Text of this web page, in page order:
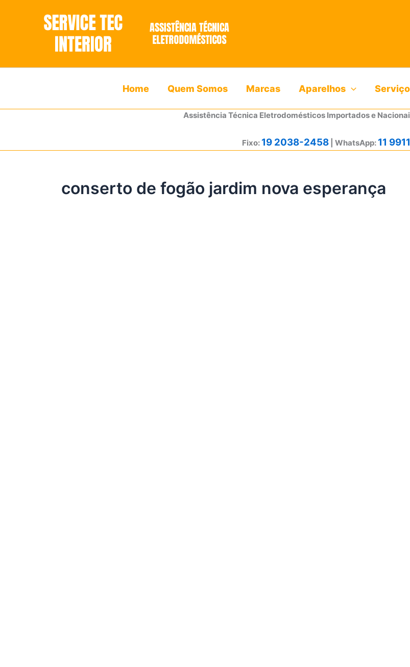
Home Quem Somos Marcas Aparelhos
Assistência Técnica Eletrodomésticos Importados e
Fixo: 19 2038-2458 | WhatsApp: 11
conserto de fogão jardim nova esperança